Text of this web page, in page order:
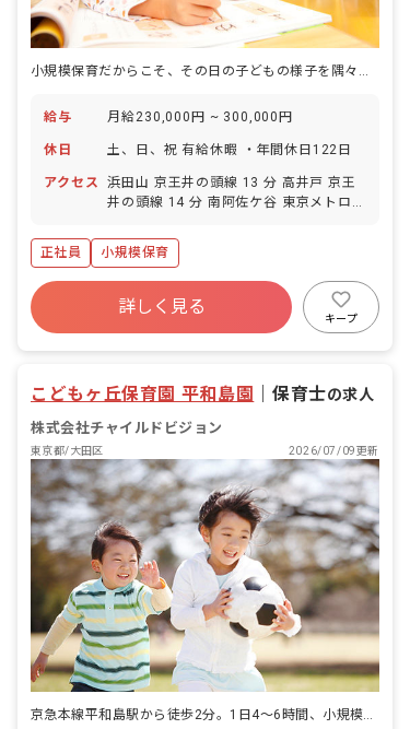
給与 月給230,000円 ~ 300,000円
休日 土、日、祝 有給休暇 ・年間休日122日
アクセス
浜田山 京王井の頭線 13 分 高井戸 京王
井の頭線 14 分 南阿佐ケ谷 東京メトロ丸
東京メトロ丸ノ内線 19 分
正社員 小規模保育
詳しく見る
キープ
こどもヶ丘保育園 平和島園 保育士の求人
株式会社チャイルドビジョン
東京都/大田区 2026/07/09更新